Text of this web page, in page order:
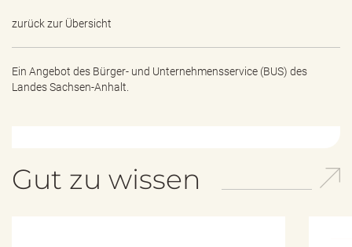
zurück zur Übersicht
Ein Angebot des Bürger- und Unternehmensservice (BUS) des
Landes Sachsen-Anhalt.
Gut zu wissen